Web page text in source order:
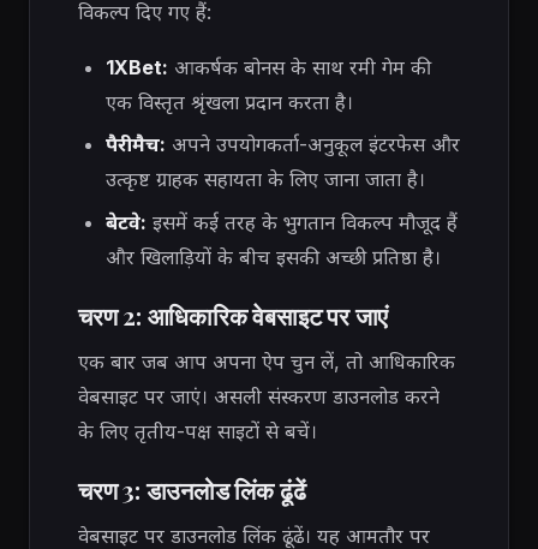
विकल्प दिए गए हैं:
1XBet: आकर्षक बोनस के साथ रमी गेम की
एक विस्तृत श्रृंखला प्रदान करता है।
पैरीमैच: अपने उपयोगकर्ता-अनुकूल इंटरफेस और
उत्कृष्ट ग्राहक सहायता के लिए जाना जाता है।
बेटवे: इसमें कई तरह के भुगतान विकल्प मौजूद हैं
और खिलाड़ियों के बीच इसकी अच्छी प्रतिष्ठा है।
चरण 2: आधिकारिक वेबसाइट पर जाएं
एक बार जब आप अपना ऐप चुन लें, तो आधिकारिक
वेबसाइट पर जाएं। असली संस्करण डाउनलोड करने
के लिए तृतीय-पक्ष साइटों से बचें।
चरण 3: डाउनलोड लिंक ढूंढें
वेबसाइट पर डाउनलोड लिंक ढूंढें। यह आमतौर पर